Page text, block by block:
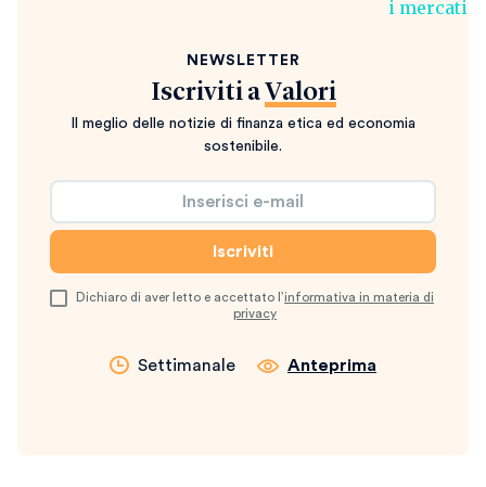
NEWSLETTER
Iscriviti a Valori
Il meglio delle notizie di finanza etica ed economia
sostenibile.
Dichiaro di aver letto e accettato l’informativa in materia di
privacy
Settimanale Anteprima